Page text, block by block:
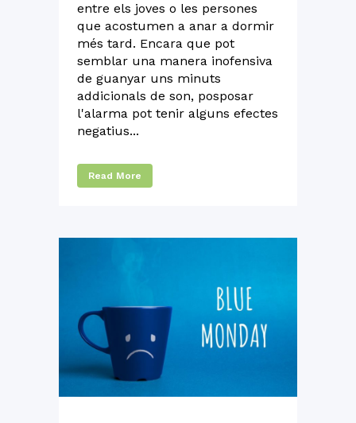
entre els joves o les persones
que acostumen a anar a dormir
més tard. Encara que pot
semblar una manera inofensiva
de guanyar uns minuts
addicionals de son, posposar
l'alarma pot tenir alguns efectes
negatius...
Read More